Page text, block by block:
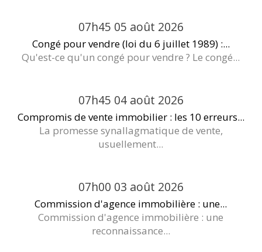
07h45 05 août 2026
Congé pour vendre (loi du 6 juillet 1989) :...
Qu'est-ce qu'un congé pour vendre ? Le congé...
07h45 04 août 2026
Compromis de vente immobilier : les 10 erreurs...
La promesse synallagmatique de vente,
usuellement...
07h00 03 août 2026
Commission d'agence immobilière : une...
Commission d'agence immobilière : une
reconnaissance...